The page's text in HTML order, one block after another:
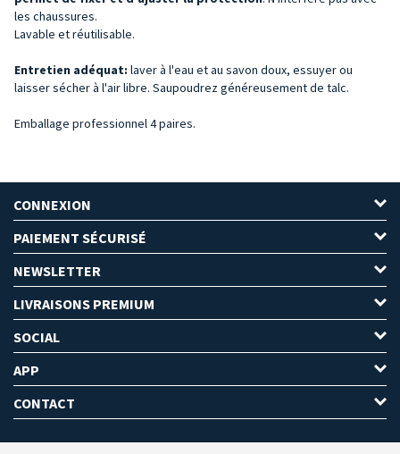
les chaussures.
Lavable et réutilisable.
Entretien adéquat: laver à l'eau et au savon doux, essuyer ou
laisser sécher à l'air libre. Saupoudrez généreusement de talc.
Emballage professionnel 4 paires.
CONNEXION
PAIEMENT SÉCURISÉ
NEWSLETTER
LIVRAISONS PREMIUM
SOCIAL
APP
CONTACT